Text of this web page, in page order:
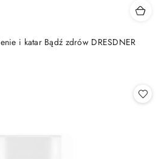
i katar Bądź zdrów DRESDNER